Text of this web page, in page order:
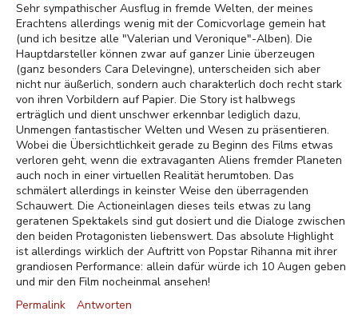
Sehr sympathischer Ausflug in fremde Welten, der meines
Erachtens allerdings wenig mit der Comicvorlage gemein hat
(und ich besitze alle "Valerian und Veronique"-Alben). Die
Hauptdarsteller können zwar auf ganzer Linie überzeugen
(ganz besonders Cara Delevingne), unterscheiden sich aber
nicht nur äußerlich, sondern auch charakterlich doch recht stark
von ihren Vorbildern auf Papier. Die Story ist halbwegs
erträglich und dient unschwer erkennbar lediglich dazu,
Unmengen fantastischer Welten und Wesen zu präsentieren.
Wobei die Übersichtlichkeit gerade zu Beginn des Films etwas
verloren geht, wenn die extravaganten Aliens fremder Planeten
auch noch in einer virtuellen Realität herumtoben. Das
schmälert allerdings in keinster Weise den überragenden
Schauwert. Die Actioneinlagen dieses teils etwas zu lang
geratenen Spektakels sind gut dosiert und die Dialoge zwischen
den beiden Protagonisten liebenswert. Das absolute Highlight
ist allerdings wirklich der Auftritt von Popstar Rihanna mit ihrer
grandiosen Performance: allein dafür würde ich 10 Augen geben
und mir den Film nocheinmal ansehen!
Permalink
Antworten